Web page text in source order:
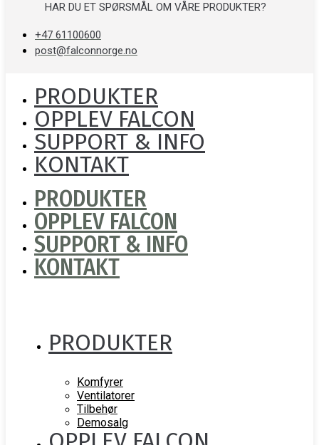
HAR DU ET SPØRSMÅL OM VÅRE PRODUKTER?
+47 61100600
post@falconnorge.no
PRODUKTER
OPPLEV FALCON
SUPPORT & INFO
KONTAKT
PRODUKTER
OPPLEV FALCON
SUPPORT & INFO
KONTAKT
PRODUKTER
Komfyrer
Ventilatorer
Tilbehør
Demosalg